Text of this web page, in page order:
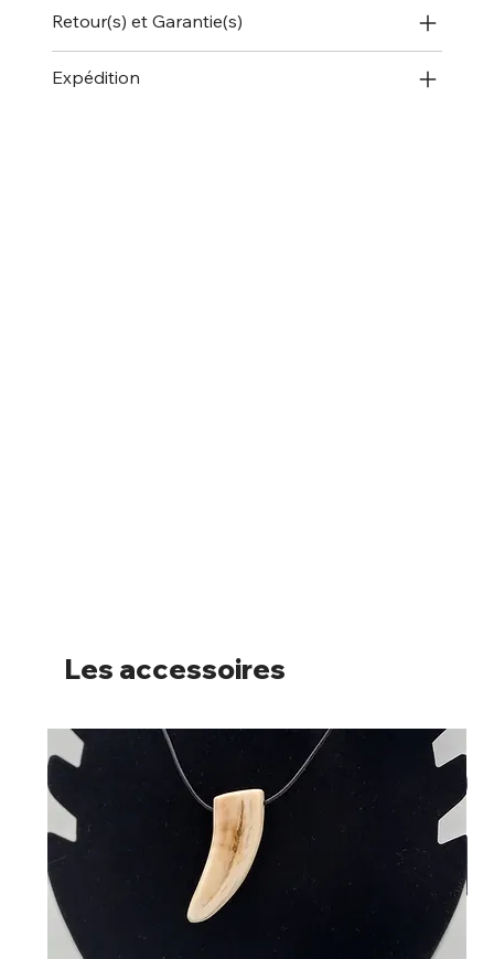
Retour(s) et Garantie(s)
Expédition
Les accessoires